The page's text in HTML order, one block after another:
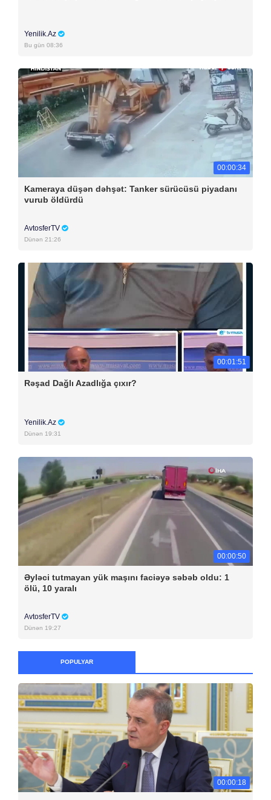
Yenilik.Az
Bu gün 08:36
00:00:34
Kameraya düşən dəhşət: Tanker sürücüsü piyadanı
vurub öldürdü
AvtosferTV
Dünən 21:26
00:01:51
Rəşad Dağlı Azadlığa çıxır?
Yenilik.Az
Dünən 19:31
00:00:50
Əyləci tutmayan yük maşını faciəyə səbəb oldu: 1
ölü, 10 yaralı
AvtosferTV
Dünən 19:27
POPULYAR
00:00:18